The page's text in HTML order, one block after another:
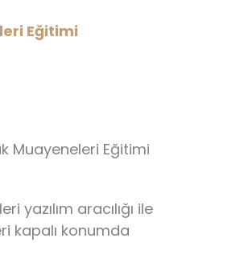
Eğitimi
Muayeneleri Eğitimi
aracılığı ile
kapalı konumda